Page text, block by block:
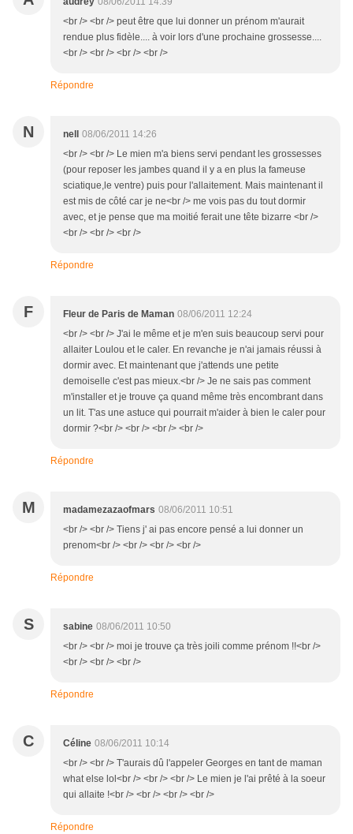
<br /> <br /> peut être que lui donner un prénom m'aurait
rendue plus fidèle.... à voir lors d'une prochaine grossesse....
<br /> <br /> <br /> <br />
Répondre
N nell 08/06/2011 14:26
<br /> <br /> Le mien m'a biens servi pendant les grossesses
(pour reposer les jambes quand il y a en plus la fameuse
sciatique,le ventre) puis pour l'allaitement. Mais maintenant il
est mis de côté car je ne<br /> me vois pas du tout dormir
avec, et je pense que ma moitié ferait une tête bizarre <br />
<br /> <br /> <br />
Répondre
F Fleur de Paris de Maman 08/06/2011 12:24
<br /> <br /> J'ai le même et je m'en suis beaucoup servi pour
allaiter Loulou et le caler. En revanche je n'ai jamais réussi à
dormir avec. Et maintenant que j'attends une petite
demoiselle c'est pas mieux.<br /> Je ne sais pas comment
m'installer et je trouve ça quand même très encombrant dans
un lit. T'as une astuce qui pourrait m'aider à bien le caler pour
dormir ?<br /> <br /> <br /> <br />
Répondre
M madamezazaofmars 08/06/2011 10:51
<br /> <br /> Tiens j' ai pas encore pensé a lui donner un
prenom<br /> <br /> <br /> <br />
Répondre
S sabine 08/06/2011 10:50
<br /> <br /> moi je trouve ça très joili comme prénom !!<br />
<br /> <br /> <br />
Répondre
C Céline 08/06/2011 10:14
<br /> <br /> T'aurais dû l'appeler Georges en tant de maman
what else lol<br /> <br /> <br /> Le mien je l'ai prêté à la soeur
qui allaite !<br /> <br /> <br /> <br />
Répondre